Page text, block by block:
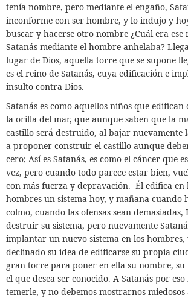
tenía nombre, pero mediante el engaño,
inconforme con ser hombre, y lo indujo y
buscar y hacerse otro nombre ¿Cuál era ese
Satanás mediante el hombre anhelaba?
lugar de Dios, aquella torre que se supone
es el reino de Satanás, cuya edificación e
insulto contra Dios.
Satanás es como aquellos niños que edifican
la orilla del mar, que aunque saben que la
castillo será destruido, al bajar nuevamente
a proponer construir el castillo aunque
cero; Así es Satanás, es como el cáncer que
vez, pero cuando todo parece estar bien,
con más fuerza y depravación. Él edifica
hombres un sistema hoy, y mañana cuando
colmo, cuando las ofensas sean demasiadas,
destruir su sistema, pero nuevamente
implantar un nuevo sistema en los hombres,
declinado su idea de edificarse su propia
gran torre para poner en ella su nombre, su
el que desea ser conocido. A Satanás por
temerle, y no debemos mostrarnos miedosos